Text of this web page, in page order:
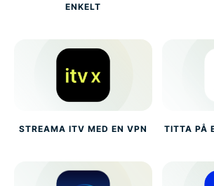
ENKELT
STREAMA ITV MED EN VPN TITTA PÅ